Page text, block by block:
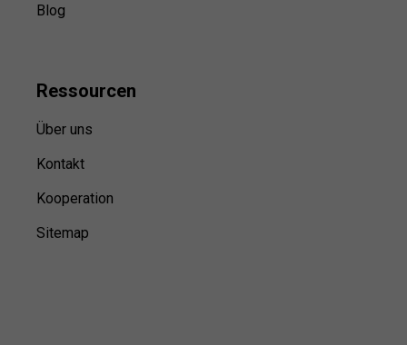
Blog
Ressourcen
Über uns
Kontakt
Kooperation
Sitemap